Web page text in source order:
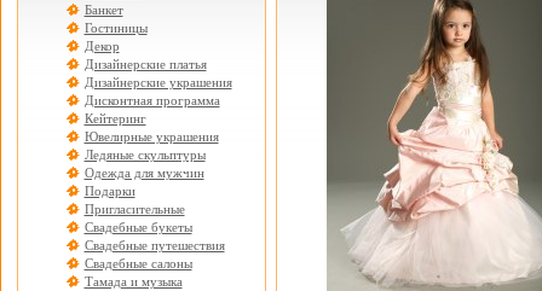
Банкет
Гостиницы
Декор
Дизайнерские платья
Дизайнерские украшения
Дисконтная программа
Кейтеринг
Ювелирные украшения
Ледяные скульптуры
Одежда для мужчин
Подарки
Пригласительные
Свадебные букеты
Свадебные путешествия
Свадебные салоны
Тамада и музыка